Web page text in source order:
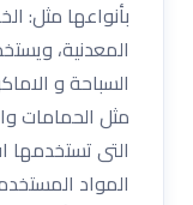
بأنواعها مثل:
المعدنية،
السباحة و
مثل الحمامات
التى تستخدمها
المواد